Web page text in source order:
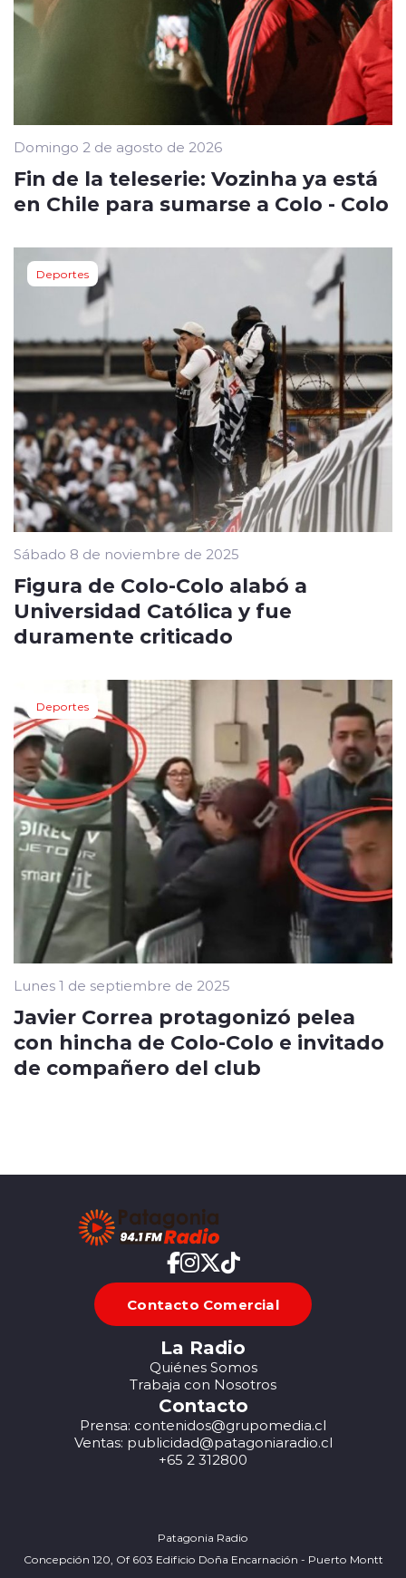
Domingo 2 de agosto de 2026
Fin de la teleserie: Vozinha ya está
en Chile para sumarse a Colo - Colo
Deportes
Sábado 8 de noviembre de 2025
Figura de Colo-Colo alabó a
Universidad Católica y fue
duramente criticado
Deportes
Lunes 1 de septiembre de 2025
Javier Correa protagonizó pelea
con hincha de Colo-Colo e invitado
de compañero del club
Contacto Comercial
La Radio
Quiénes Somos
Trabaja con Nosotros
Contacto
Prensa: contenidos@grupomedia.cl
Ventas: publicidad@patagoniaradio.cl
+65 2 312800
Patagonia Radio
Concepción 120, Of 603 Edificio Doña Encarnación - Puerto Montt